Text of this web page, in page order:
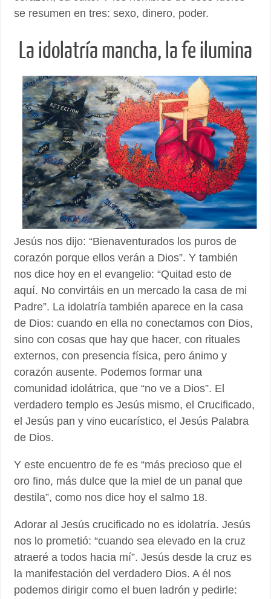
se resumen en tres: sexo, dinero, poder.
La idolatría mancha, la fe ilumina
Jesús nos dijo: “Bienaventurados los puros de
corazón porque ellos verán a Dios”. Y también
nos dice hoy en el evangelio: “Quitad esto de
aquí. No convirtáis en un mercado la casa de mi
Padre”. La idolatría también aparece en la casa
de Dios: cuando en ella no conectamos con Dios,
sino con cosas que hay que hacer, con rituales
externos, con presencia física, pero ánimo y
corazón ausente. Podemos formar una
comunidad idolátrica, que “no ve a Dios”. El
verdadero templo es Jesús mismo, el Crucificado,
el Jesús pan y vino eucarístico, el Jesús Palabra
de Dios.
Y este encuentro de fe es “más precioso que el
oro fino, más dulce que la miel de un panal que
destila”, como nos dice hoy el salmo 18.
Adorar al Jesús crucificado no es idolatría. Jesús
nos lo prometió: “cuando sea elevado en la cruz
atraeré a todos hacia mí”. Jesús desde la cruz es
la manifestación del verdadero Dios. A él nos
podemos dirigir como el buen ladrón y pedirle: